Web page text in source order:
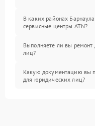
В каких районах
сервисные центры ATN?
Выполняете ли вы
лиц?
Какую документацию вы
для юридических лиц?